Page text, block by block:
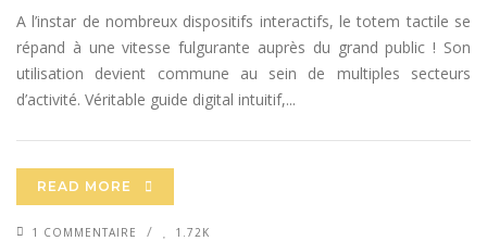
A l’instar de nombreux dispositifs interactifs, le totem tactile se
répand à une vitesse fulgurante auprès du grand public ! Son
utilisation devient commune au sein de multiples secteurs
d’activité. Véritable guide digital intuitif,...
READ MORE
1 COMMENTAIRE 1.72K